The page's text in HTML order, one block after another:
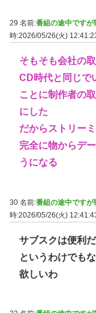
29 名前:番組の途中です
時:2026/05/26(火)
そもそも会社の
CD時代と同じで
ことに制作者の
にした
だからストリー
完全に物からデ
うになる
30 名前:番組の途中です
時:2026/05/26(火)
サブスクは便利
というわけでも
欲しいわ